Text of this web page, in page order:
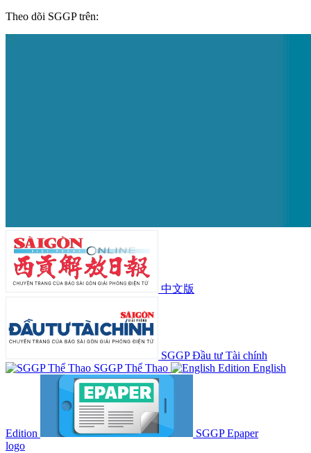
Theo dõi SGGP trên:
中文版
SGGP Đầu tư Tài chính
SGGP Thể Thao
English
Edition
SGGP Epaper
logo